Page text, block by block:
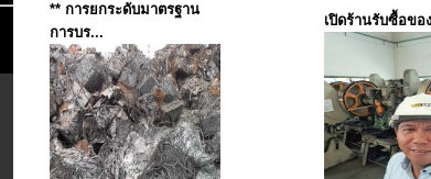
** การยกระดับมาตรฐาน
การบร...
เปิดร้านรับซื้อขอ